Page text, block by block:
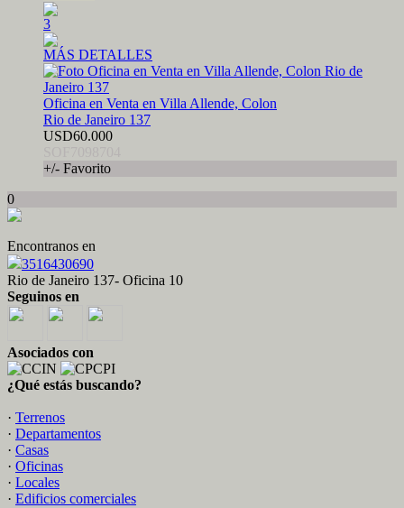
3
MÁS DETALLES
Oficina en Venta en Villa Allende, Colon
Rio de Janeiro 137
USD60.000
+/- Favorito
0
Encontranos en
3516430690
Rio de Janeiro 137- Oficina 10
Seguinos en
Asociados con
¿Qué estás buscando?
· Terrenos
· Departamentos
· Casas
· Oficinas
· Locales
· Edificios comerciales